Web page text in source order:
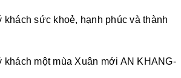
sức khoẻ, hạnh phúc và thành
một mùa Xuân mới AN KHANG-